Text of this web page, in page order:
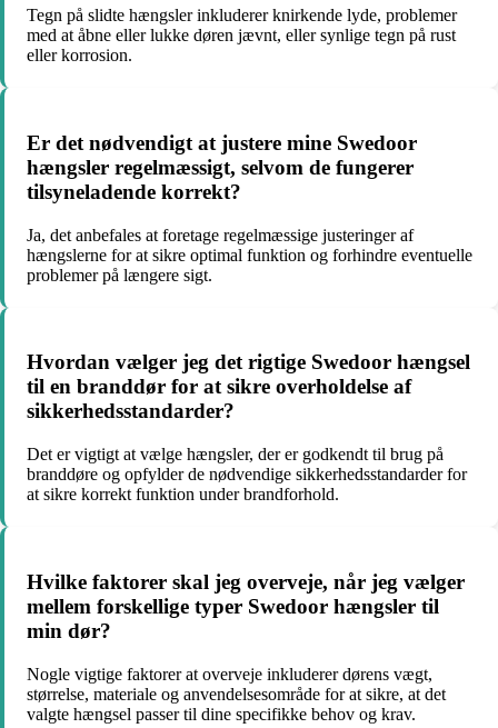
Tegn på slidte hængsler inkluderer knirkende lyde, problemer
med at åbne eller lukke døren jævnt, eller synlige tegn på rust
eller korrosion.
Er det nødvendigt at justere mine Swedoor
hængsler regelmæssigt, selvom de fungerer
tilsyneladende korrekt?
Ja, det anbefales at foretage regelmæssige justeringer af
hængslerne for at sikre optimal funktion og forhindre eventuelle
problemer på længere sigt.
Hvordan vælger jeg det rigtige Swedoor hængsel
til en branddør for at sikre overholdelse af
sikkerhedsstandarder?
Det er vigtigt at vælge hængsler, der er godkendt til brug på
branddøre og opfylder de nødvendige sikkerhedsstandarder for
at sikre korrekt funktion under brandforhold.
Hvilke faktorer skal jeg overveje, når jeg vælger
mellem forskellige typer Swedoor hængsler til
min dør?
Nogle vigtige faktorer at overveje inkluderer dørens vægt,
størrelse, materiale og anvendelsesområde for at sikre, at det
valgte hængsel passer til dine specifikke behov og krav.